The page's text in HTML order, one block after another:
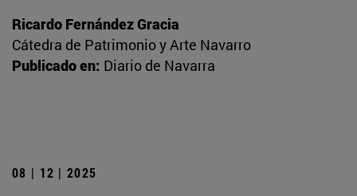
Ricardo Fernández Gracia
Cátedra de Patrimonio y Arte Navarro
Publicado en: Diario de Navarra
08 | 12 | 2025